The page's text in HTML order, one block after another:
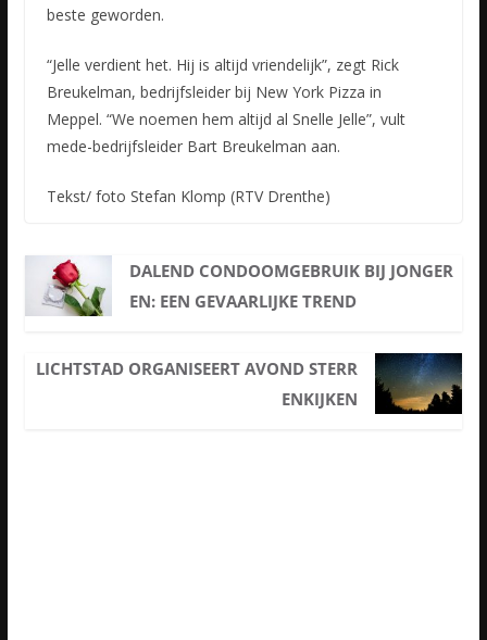
beste geworden.
“Jelle verdient het. Hij is altijd vriendelijk”, zegt Rick
Breukelman, bedrijfsleider bij New York Pizza in
Meppel. “We noemen hem altijd al Snelle Jelle”, vult
mede-bedrijfsleider Bart Breukelman aan.
Tekst/ foto Stefan Klomp (RTV Drenthe)
DALEND CONDOOMGEBRUIK BIJ JONGER
EN: EEN GEVAARLIJKE TREND
LICHTSTAD ORGANISEERT AVOND STERR
ENKIJKEN